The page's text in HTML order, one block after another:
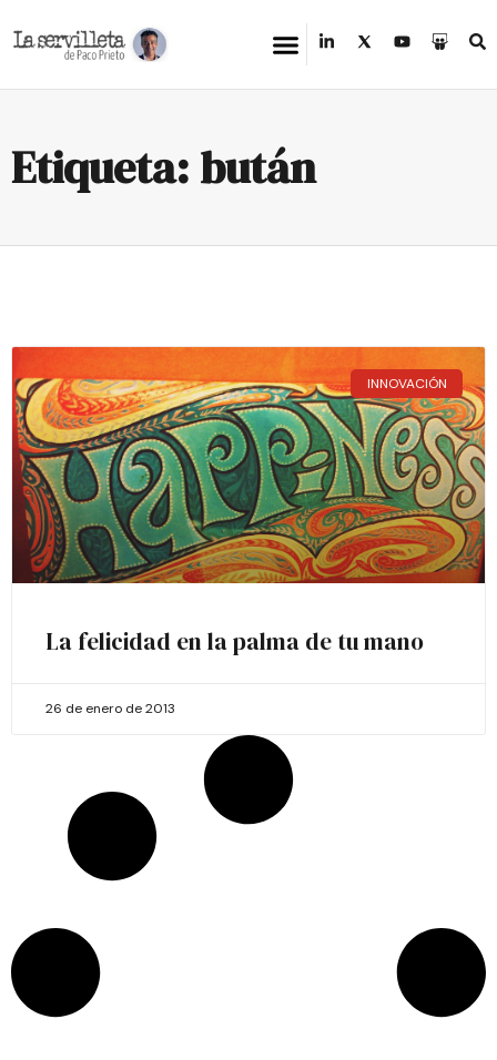
Etiqueta: bután
INNOVACIÓN
La felicidad en la palma de tu mano
26 de enero de 2013